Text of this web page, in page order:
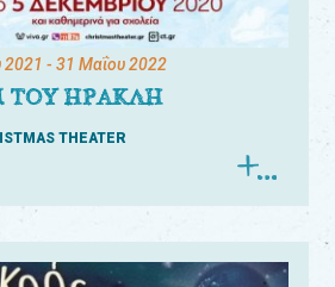
2021 - 31 Μαΐου 2022
ΤΟΥ ΗΡΑΚΛΗ
THEATER